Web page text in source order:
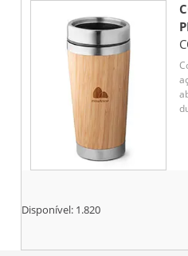
Disponível: 1.820